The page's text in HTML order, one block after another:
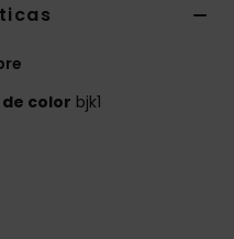
color bjk1